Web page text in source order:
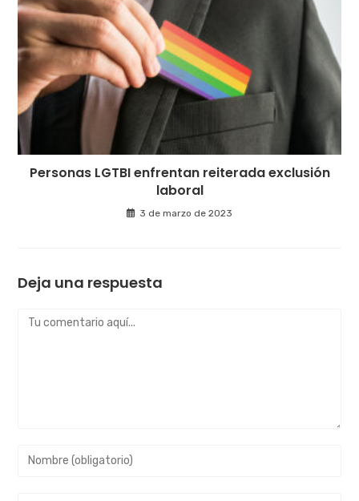
Personas LGTBI enfrentan reiterada exclusión
laboral
3 de marzo de 2023
Deja una respuesta